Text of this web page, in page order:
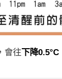
會往下降0.5°C